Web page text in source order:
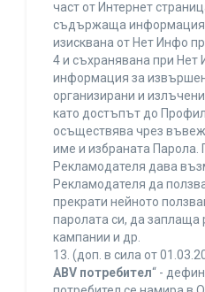
част от Интернет
съдържаща информация
изисквана от Нет Инфо
4 и съхранявана при Нет
информация за
организирани и
като достъпът до
осъществява чрез
име и избраната Парола.
Рекламодателя дава
Рекламодателя да
прекрати нейното
паролата си, да заплаща
кампании и др.
13. (доп. в сила от
ABV потребител“ -